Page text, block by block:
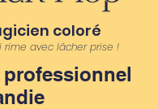
coloré
rime avec lâcher prise !